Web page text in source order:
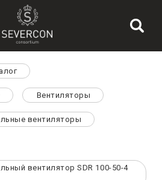
Вентиляторы
вентиляторы
вентилятор SDR 100-50-4